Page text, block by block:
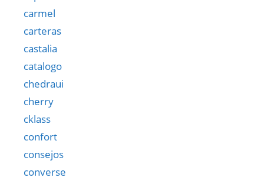
carmel
carteras
castalia
catalogo
chedraui
cherry
cklass
confort
consejos
converse